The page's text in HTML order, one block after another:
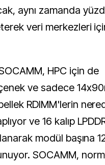
aynı zamanda
veri merkezleri
HPC için de
ve sadece
RDIMM'lerin
ve 16 kalıp
modül başına
SOCAMM,